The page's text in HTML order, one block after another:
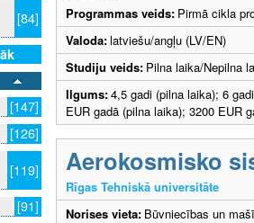
[84]
[147]
[126]
[119]
[91]
Programmas veids: Pirmā cikla
Valoda:latviešu/angļu (LV/EN)
Studiju veids: Pilna laika/Nepilna
Ilgums:4,5 gadi (pilna laika); 6
EUR gadā (pilna laika); 3200 EUR
Aerokosmisko
Rīgas Tehniskā universitāte
Norises vieta: Būvniecības un